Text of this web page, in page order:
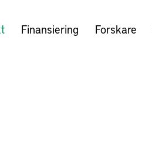
Finansiering Forskare